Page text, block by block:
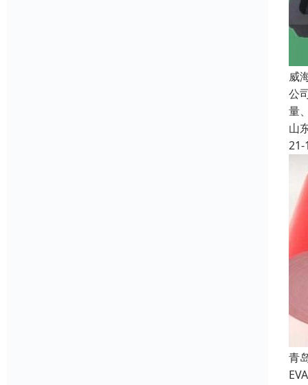
威
公
量
山
21-
青